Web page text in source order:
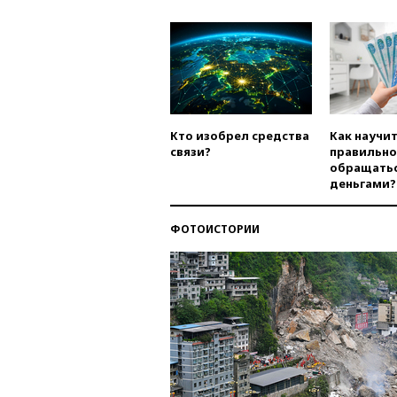
Кто изобрел средства
связи?
Как
правильно
деньгами?
ФОТОИСТОРИИ